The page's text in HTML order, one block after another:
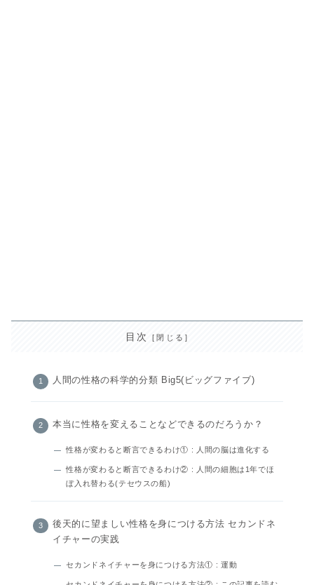
目次
人間の性格の科学的分類 Big5(ビッグファイブ)
本当に性格を変えることなどできるのだろうか？
性格が変わると断言できるわけ① : 人間の脳は進化する
性格が変わると断言できるわけ② : 人間の細胞は1年でほ
ぼ入れ替わる(テセウスの船)
後天的に望ましい性格を身につける方法 セカンドネ
イチャーの実践
セカンドネイチャーを身につける方法① : 運動